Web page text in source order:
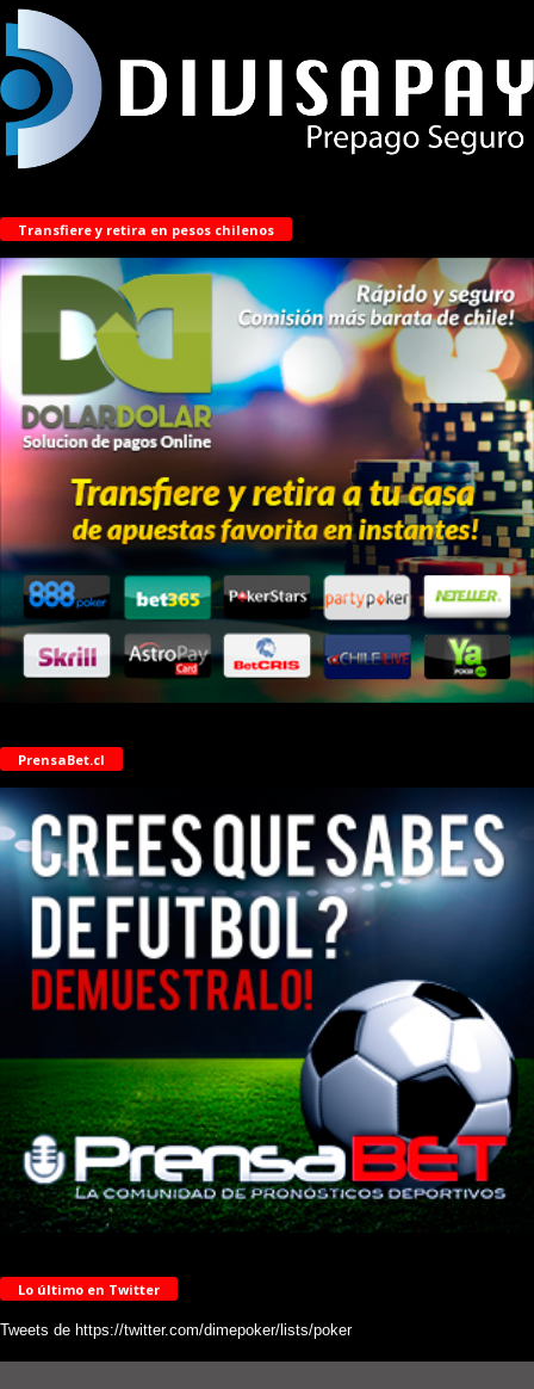
Transfiere y retira en pesos chilenos
PrensaBet.cl
Lo último en Twitter
Tweets de https://twitter.com/dimepoker/lists/poker